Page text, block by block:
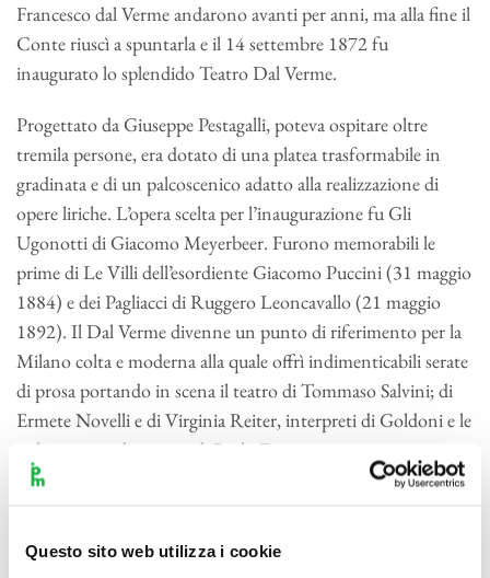
Questo sito web utilizza i cookie
Francesco dal Verme andarono avanti per anni, ma alla fine il
Conte riuscì a spuntarla e il 14 settembre 1872 fu
inaugurato lo splendido Teatro Dal Verme.
Progettato da Giuseppe Pestagalli, poteva ospitare oltre
tremila persone, era dotato di una platea trasformabile in
gradinata e di un palcoscenico adatto alla realizzazione di
opere liriche. L’opera scelta per l’inaugurazione fu Gli
Ugonotti di Giacomo Meyerbeer. Furono memorabili le
prime di Le Villi dell’esordiente Giacomo Puccini (31 maggio
1884) e dei Pagliacci di Ruggero Leoncavallo (21 maggio
1892). Il Dal Verme divenne un punto di riferimento per la
Milano colta e moderna alla quale offrì indimenticabili serate
di prosa portando in scena il teatro di Tommaso Salvini; di
Ermete Novelli e di Virginia Reiter, interpreti di Goldoni e le
sedici commedie nuove di Paolo Ferrari.
italiana della Vedova allegra, pochi mesi dopo il debutto di